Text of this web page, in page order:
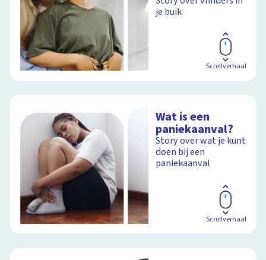
je buik
Scrollverhaal
Wat is een
paniekaanval?
Story over wat je kunt
doen bij een
paniekaanval
Scrollverhaal